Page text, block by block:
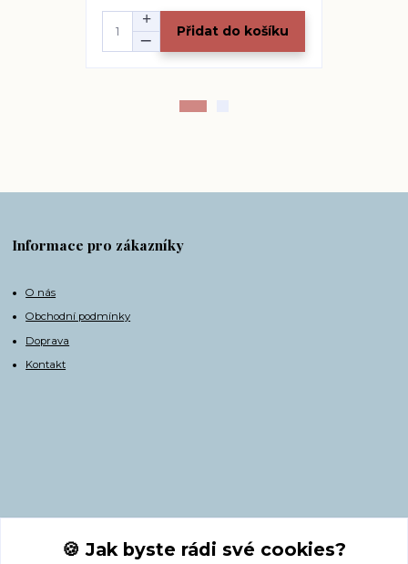
Přidat do košíku
Informace pro zákazníky
O nás
Obchodní podmínky
Doprava
Kontakt
Kontakty🍪 Jak byste rádi své cookies?